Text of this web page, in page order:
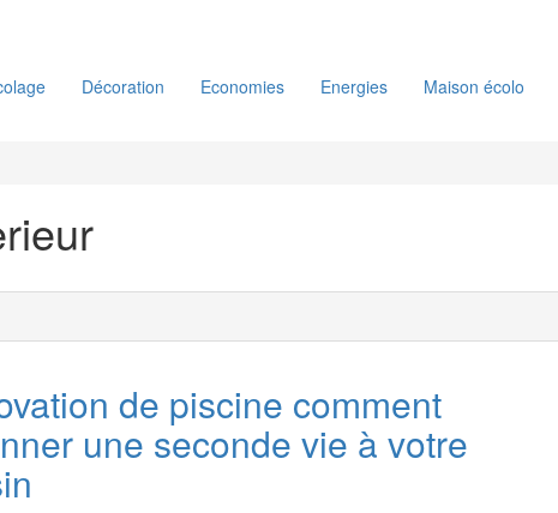
Décoration Economies Energies Maison écolo
de piscine comment
une seconde vie à votre